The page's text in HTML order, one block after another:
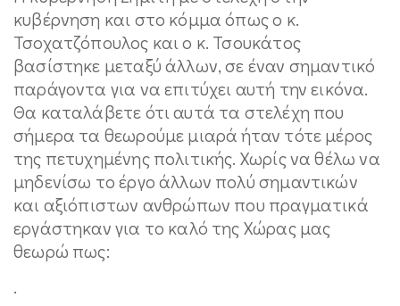
κυβέρνηση και στο κόμμα όπως ο κ.
Τσοχατζόπουλος και ο κ. Τσουκάτος
βασίστηκε μεταξύ άλλων, σε έναν σημαντικό
παράγοντα για να επιτύχει αυτή την εικόνα.
Θα καταλάβετε ότι αυτά τα στελέχη που
σήμερα τα θεωρούμε μιαρά ήταν τότε μέρος
της πετυχημένης πολιτικής. Χωρίς να θέλω να
μηδενίσω το έργο άλλων πολύ σημαντικών
και αξιόπιστων ανθρώπων που πραγματικά
εργάστηκαν για το καλό της Χώρας μας
θεωρώ πως:
.